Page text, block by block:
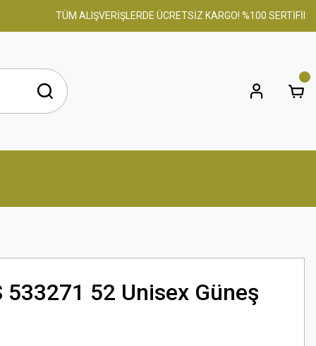
TÜM ALIŞVERİŞLERDE ÜCRETSİZ KARGO! %100 SERTİFİKALI
533271 52 Unisex Güneş